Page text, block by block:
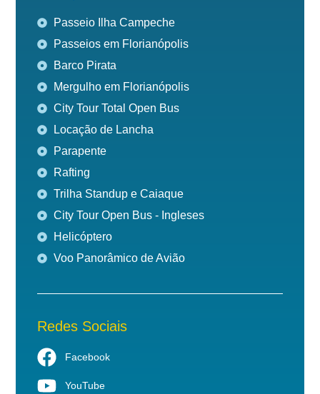
Passeio Ilha Campeche
Passeios em Florianópolis
Barco Pirata
Mergulho em Florianópolis
City Tour Total Open Bus
Locação de Lancha
Parapente
Rafting
Trilha Standup e Caiaque
City Tour Open Bus - Ingleses
Helicóptero
Voo Panorâmico de Avião
Redes Sociais
Facebook
YouTube